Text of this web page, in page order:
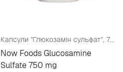
Капсули "Глюкозамін сульфат", 750 мг
Now Foods Glucosamine
Sulfate 750 mg